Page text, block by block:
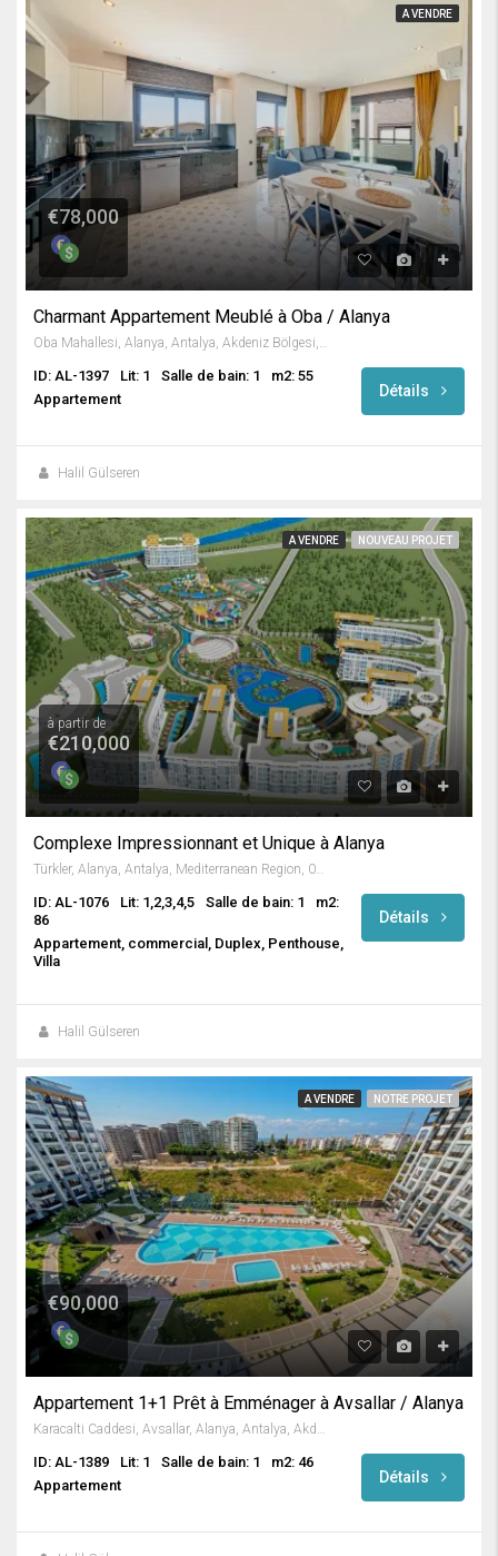
A VENDRE
€78,000
Charmant Appartement Meublé à Oba / Alanya
Oba Mahallesi, Alanya, Antalya, Akdeniz Bölgesi, 07460, Türkiye
ID: AL-1397 Lit: 1 Salle de bain: 1
m2: 55
Appartement
Détails
Halil Gülseren
A VENDRE NOUVEAU PROJET
à partir de
€210,000
Complexe Impressionnant et Unique à Alanya
Türkler, Alanya, Antalya, Mediterranean Region, 07410, Turkey
ID: AL-1076 Lit: 1,2,3,4,5 Salle de bain: 1
m2:
86
Appartement, commercial, Duplex, Penthouse,
Villa
Détails
Halil Gülseren
A VENDRE NOTRE PROJET
€90,000
Appartement 1+1 Prêt à Emménager à Avsallar / Alanya
ID: AL-1389 Lit: 1 Salle de bain: 1
m2: 46
Appartement
Détails